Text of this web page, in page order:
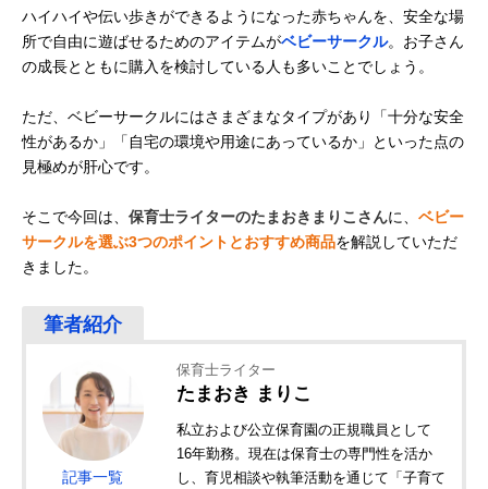
ハイハイや伝い歩きができるようになった赤ちゃんを、安全な場
所で自由に遊ばせるためのアイテムがベビーサークル。お子さん
の成長とともに購入を検討している人も多いことでしょう。
ただ、ベビーサークルにはさまざまなタイプがあり「十分な安全
性があるか」「自宅の環境や用途にあっているか」といった点の
見極めが肝心です。
そこで今回は、 保育士ライターのたまおきまりこさんに、 ベビー
サークルを選ぶ3つのポイントとおすすめ商品を解説していただ
きました。
記事一覧
保育士ライター
たまおき まりこ
私立および公立保育園の正規職員として
16年勤務。現在は保育士の専門性を活か
し、育児相談や執筆活動を通じて「子育て